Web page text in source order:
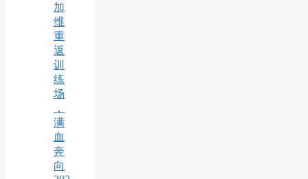
加
维
重
返
训
练
场
，
满
血
奔
向